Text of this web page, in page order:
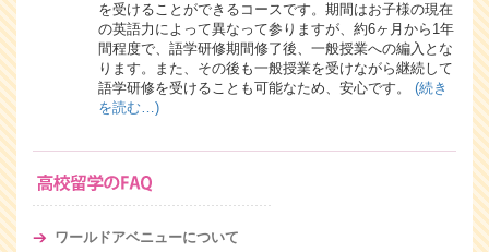
を受けることができるコースです。期間はお子様の現在
の英語力によって異なって参りますが、約6ヶ月から1年
間程度で、語学研修期間修了後、一般授業への編入とな
ります。また、その後も一般授業を受けながら継続して
語学研修を受けることも可能なため、安心です。 (続き
を読む…)
ワールドアベニューについて